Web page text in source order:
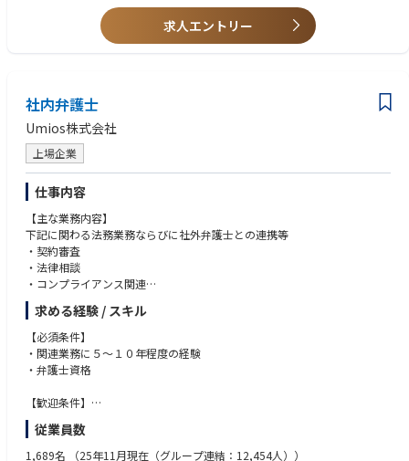
■主な職務内容（Execution）
・月次業績レビュー、予算策定、中期経営計画策定プロセスへの継続的な
関与を通じて、グループの成長戦略および事業課題への深い理解を構築。
・担当ワークストリームをエンドツーエンドでリードし、プロジェクト全
体の推進を支援する。具体的には、事業計画策定、デューデリジェンス、
企業価値評価、交渉、契約締結、PMI／統合・移行準備に至る各フェーズ
の推進。
・外部アドバイザーとの連携・調整を担い、プロジェクトの円滑な遂行を
実現。
・投資銀行、コンサルタント、会計・税務・法務アドバイザーを含む外部
パートナーとの強固な関係を構築・維持。
・政治・経済・社会・技術（PEST）要因に加え、顧客・消費者動向や業
界動向を含む幅広い市場分析・マクロ環境分析を実施し、戦略立案および
投資判断に貢献。
■主な関係先（Main Interfaces）
・投資検討先企業
・投資銀行
・外部専門アドバイザー（法務、税務、会計、コンサルティング等）
ュニケーション能力および交渉力を有すること。
求人エントリー
社内弁護士
Umios株式会社
上場企業
仕事内容
【主な業務内容】
下記に関わる法務業務ならびに社外弁護士との連携等
・契約審査
・法律相談
・コンプライアンス関連
・紛争、訴訟対応
・M&A
・組織再編
【当ポジションの魅力】
ができます。
き、やりがいを感じやすいです。
・会社としても組織としても過渡期を迎えており、今回お迎えする方を中
求める経験 / スキル
【必須条件】
・関連業務に５～１０年程度の経験
・弁護士資格
【歓迎条件】
・英語でのビジネスの実務経験
【求める能力】
従業員数
1,689名 （25年11月現在（グループ連結：12,454人））